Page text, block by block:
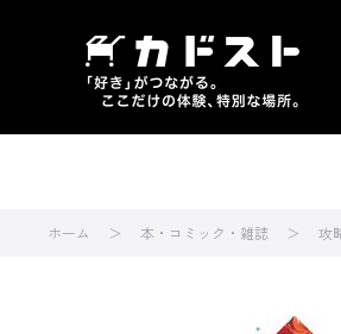
ホーム 本・コミック・雑誌 攻